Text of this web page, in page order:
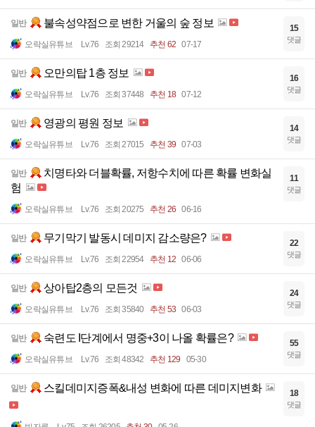
일반 불속성약점으로 변한 거울의 숲 정보
오락실유튜브 Lv.76 조회 29214 추천 62 07-17
15
댓글
일반 오만의탑 1층 정보
오락실유튜브 Lv.76 조회 37448 추천 18 07-12
16
댓글
일반 영광의 평원 정보
오락실유튜브 Lv.76 조회 27015 추천 39 07-03
14
댓글
일반
치명타와 더블확률, 저항수치에 따른 확률 변화실
험
오락실유튜브 Lv.76 조회 20275 추천 26 06-16
11
댓글
일반 무기막기 발동시 데미지 감소량은?
오락실유튜브 Lv.76 조회 22954 추천 12 06-06
22
댓글
일반 상아탑2층의 모든것
오락실유튜브 Lv.76 조회 35840 추천 53 06-03
24
댓글
일반 숙련도 I단계에서 명중+3이 나올 확률은?
오락실유튜브 Lv.76 조회 48342 추천 129 05-30
55
댓글
일반 스킬데미지증폭&내성 변화에 따른 데미지변화 18
댓글